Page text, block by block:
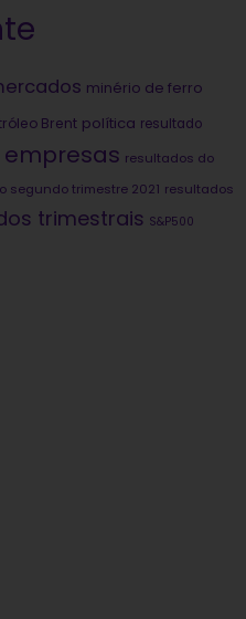
minério de ferro
Brent política resultado
resultados do
segundo trimestre 2021 resultados
trimestrais S&P500